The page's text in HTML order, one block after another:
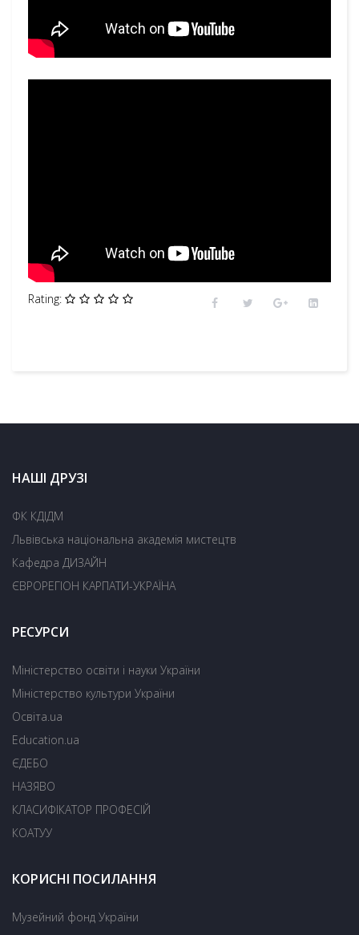
Rating:
НАШІ ДРУЗІ
ФК КДІДМ
Львівська національна академія мистецтв
Кафедра ДИЗАЙН
ЄВРОРЕГІОН КАРПАТИ-УКРАЇНА
РЕСУРСИ
Міністерство освіти і науки України
Міністерство культури України
Освіта.ua
Education.ua
ЄДЕБО
НАЗЯВО
КЛАСИФІКАТОР ПРОФЕСІЙ
КОАТУУ
КОРИСНІ ПОСИЛАННЯ
Музейний фонд України